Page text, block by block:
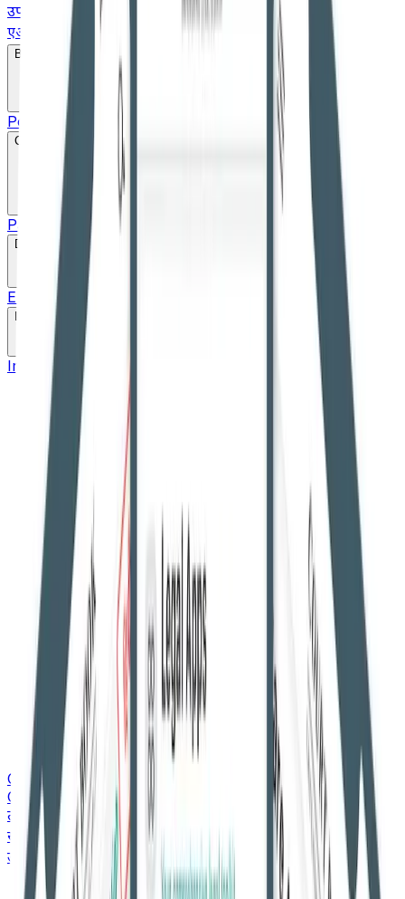
उपभोक्ता मामले
एआईबीई एवं नियुक्ति
Bare Act
Popular Search
Constitution
Parts Schedule 20+ Language pdf
Drafts
English Draft Gujarati Draft
Important Links High Courts
Courtbook English
Courtbook English
ताज़ा ख़बरें
सर्वोच्च न्यायालय
उच्च न्यायालय